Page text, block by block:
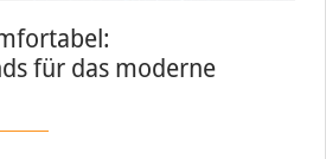
für das moderne